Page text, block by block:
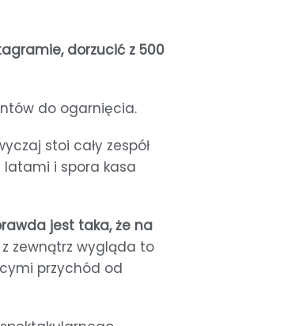
dorzucić z 500
do ogarnięcia.
stoi cały zespół
latami i spora kasa
jest taka, że na
zewnątrz wygląda to
przychód od